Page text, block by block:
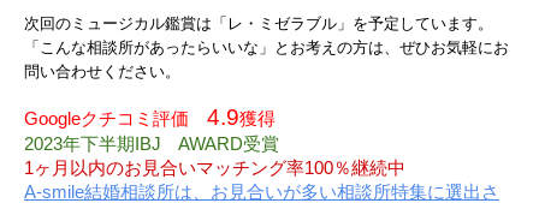
次回のミュージカル鑑賞は「レ・ミゼラブル」を予定しています。
「こんな相談所があったらいいな」とお考えの方は、ぜひお気軽にお
問い合わせください。
Googleクチコミ評価 4.9獲得
2023年下半期IBJ　AWARD受賞
1ヶ月以内のお見合いマッチング率100％継続中
A-smile結婚相談所は、お見合いが多い相談所特集に選出さ